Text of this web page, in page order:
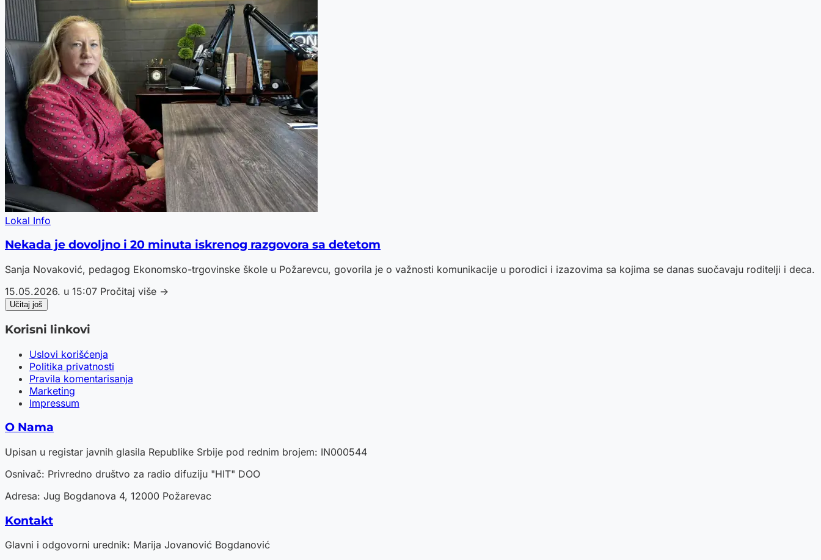
Lokal Info
Nekada je dovoljno i 20 minuta iskrenog razgovora sa detetom
Sanja Novaković, pedagog Ekonomsko-trgovinske škole u Požarevcu, govorila je o važnosti komunikacije u porodici i izazovima sa kojima se danas suočavaju roditelji i deca.
15.05.2026. u 15:07 Pročitaj više →
Učitaj još
Korisni linkovi
Uslovi korišćenja
Politika privatnosti
Pravila komentarisanja
Marketing
Impressum
O Nama
Upisan u registar javnih glasila Republike Srbije pod rednim brojem: IN000544
Osnivač: Privredno društvo za radio difuziju "HIT" DOO
Adresa: Jug Bogdanova 4, 12000 Požarevac
Kontakt
Glavni i odgovorni urednik: Marija Jovanović Bogdanović